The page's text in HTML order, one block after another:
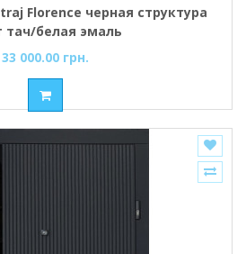
Florence черная структура
тач/белая эмаль
33 000.00 грн.